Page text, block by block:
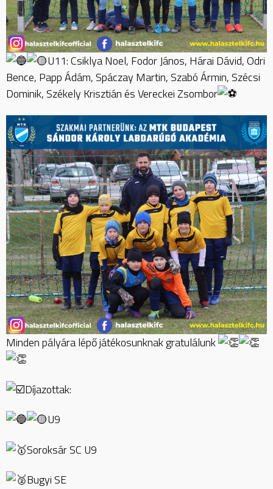
U11: Csiklya Noel, Fodor János, Hárai Dávid, Odri
Bence, Papp Ádám, Spáczay Martin, Szabó Ármin, Szécsi
Dominik, Székely Krisztián és Vereckei Zsombor
Minden pályára lépő játékosunknak gratulálunk
Díjazottak:
U9
Soroksár SC U9
Bugyi SE